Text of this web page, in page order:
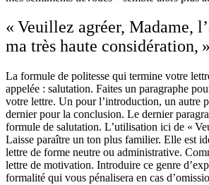
« Veuillez agréer, Madame,
ma très haute considération, »
La formule de politesse qui termine votre
appelée : salutation. Faites un paragraphe
votre lettre. Un pour l’introduction, un autre
dernier pour la conclusion. Le dernier
formule de salutation. L’utilisation ici de «
Laisse paraître un ton plus familier. Elle est
lettre de forme neutre ou administrative.
lettre de motivation. Introduire ce genre
formalité qui vous pénalisera en cas